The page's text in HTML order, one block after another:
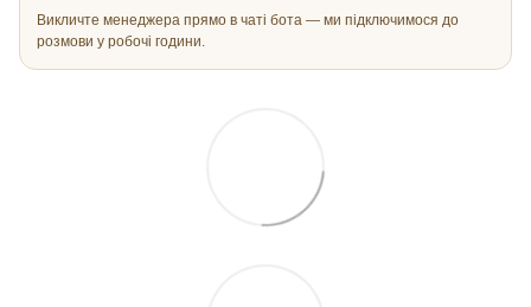
Викличте менеджера прямо в чаті бота — ми підключимося до
розмови у робочі години.